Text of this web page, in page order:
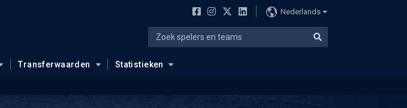
Nederlands
Transferwaarden Statistieken